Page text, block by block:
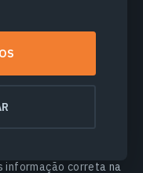
uma pequena taxa
informação, se
seu local de
informação correta na